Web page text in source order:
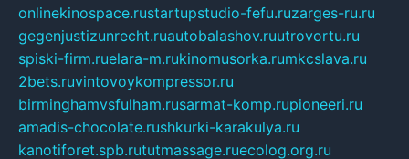
onlinekinospace.rustartupstudio-fefu.ruzarges-ru.ru
gegenjustizunrecht.ruautobalashov.ruutrovortu.ru
spiski-firm.ruelara-m.rukinomusorka.rumkcslava.ru
2bets.ruvintovoykompressor.ru
birminghamvsfulham.rusarmat-komp.rupioneeri.ru
amadis-chocolate.rushkurki-karakulya.ru
kanotiforet.spb.rututmassage.ruecolog.org.ru